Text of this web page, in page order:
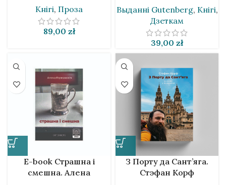
Кнігі, Проза
89,00 zł
Выданнi Gutenberg, Кнігі,
Дзеткам
39,00 zł
E-book Страшна і
смешна. Алена
З Порту да Сант’яга.
Стэфан Корф